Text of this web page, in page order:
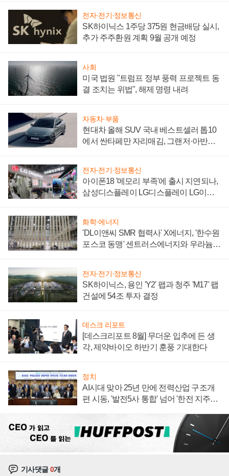
전자·전기·정보통신
SK하이닉스 1주당 375원 현금배당 실시,
추가 주주환원 계획 9월 공개 예정
사회
미국 법원 "트럼프 정부 풍력 프로젝트 동
결 조치는 위법", 해제 명령 내려
자동차·부품
현대차 올해 SUV 국내 베스트셀러 톱10
에서 싼타페만 자리매김, 그랜저·아반떼
전자·전기·정보통신
아이폰18 '메모리 부족'에 출시 지연되나,
삼성디스플레이 LG디스플레이 LG이노
화학·에너지
'DL이앤씨 SMR 협력사' X에너지, '한수원
포스코 동맹' 센트러스에너지와 우라늄
전자·전기·정보통신
SK하이닉스, 용인 'Y2' 팹과 청주 'M17' 팹
건설에 54조 투자 결정
데스크 리포트
[데스크리포트 8월] 무더운 입추에 든 생
각, 제약바이오 하반기 훈풍 기대한다
정치
AI시대 맞아 25년 만에 전력산업 구조개
편 시동, '발전5사 통합' 넘어 '한전 지주사'
기사댓글0개